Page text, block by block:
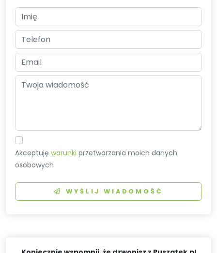
Akceptujęwarunki przetwarzania moich danych
osobowych
WYŚLIJ WIADOMOŚĆ